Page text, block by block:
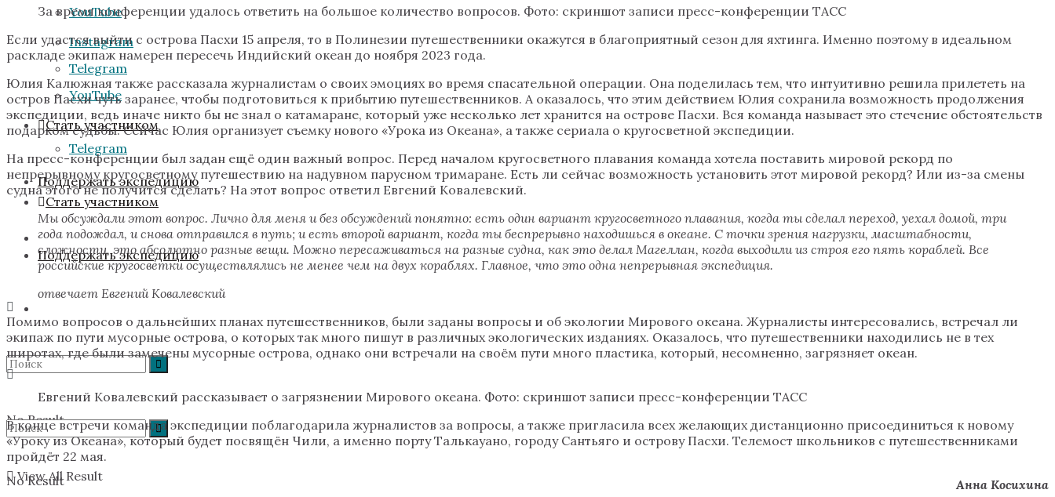
YouTube
Telegram
Стать участником
Поддержать экспедицию
No Result
View All Result
Instagram
YouTube
Telegram
Стать участником
Поддержать экспедицию
No Result
За время конференции удалось ответить на большое количество вопросов. Фото: скриншот записи пресс-конференции ТАСС
Если удастся выйти с острова Пасхи 15 апреля, то в Полинезии путешественники окажутся в благоприятный сезон для яхтинга. Именно поэтому в идеальном
раскладе экипаж намерен пересечь Индийский океан до ноября 2023 года.
Юлия Калюжная также рассказала журналистам о своих эмоциях во время спасательной операции. Она поделилась тем, что интуитивно решила прилететь на
остров Пасхи чуть заранее, чтобы подготовиться к прибытию путешественников. А оказалось, что этим действием Юлия сохранила возможность продолжения
экспедиции, ведь иначе никто бы не знал о катамаране, который уже несколько лет хранится на острове Пасхи. Вся команда называет это стечение обстоятельств
подарком судьбы. Сейчас Юлия организует съемку нового «Урока из Океана», а также сериала о кругосветной экспедиции.
На пресс-конференции был задан ещё один важный вопрос. Перед началом кругосветного плавания команда хотела поставить мировой рекорд по
непрерывному кругосветному путешествию на надувном парусном тримаране. Есть ли сейчас возможность установить этот мировой рекорд? Или из-за смены
судна этого не получится сделать? На этот вопрос ответил Евгений Ковалевский.
Мы обсуждали этот вопрос. Лично для меня и без обсуждений понятно: есть один вариант кругосветного плавания, когда ты сделал переход, уехал домой, три
года подождал, и снова отправился в путь; и есть второй вариант, когда ты беспрерывно находишься в океане. С точки зрения нагрузки, масштабности,
сложности, это абсолютно разные вещи. Можно пересаживаться на разные судна, как это делал Магеллан, когда выходили из строя его пять кораблей. Все
российские кругосветки осуществлялись не менее чем на двух кораблях. Главное, что это одна непрерывная экспедиция.
отвечает Евгений Ковалевский
Помимо вопросов о дальнейших планах путешественников, были заданы вопросы и об экологии Мирового океана. Журналисты интересовались, встречал ли
экипаж по пути мусорные острова, о которых так много пишут в различных экологических изданиях. Оказалось, что путешественники находились не в тех
широтах, где были замечены мусорные острова, однако они встречали на своём пути много пластика, который, несомненно, загрязняет океан.
Евгений Ковалевский рассказывает о загрязнении Мирового океана. Фото: скриншот записи пресс-конференции ТАСС
В конце встречи команда экспедиции поблагодарила журналистов за вопросы, а также пригласила всех желающих дистанционно присоединиться к новому
«Уроку из Океана», который будет посвящён Чили, а именно порту Талькауано, городу Сантьяго и острову Пасхи. Телемост школьников с путешественниками
пройдёт 22 мая.
Анна Косихина